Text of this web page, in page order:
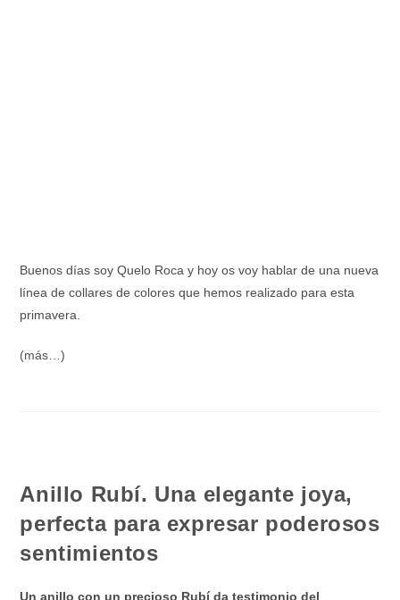
Buenos días soy Quelo Roca y hoy os voy hablar de una nueva
línea de collares de colores que hemos realizado para esta
primavera.
(más…)
Anillo Rubí. Una elegante joya,
perfecta para expresar poderosos
sentimientos
Un anillo con un precioso Rubí da testimonio del